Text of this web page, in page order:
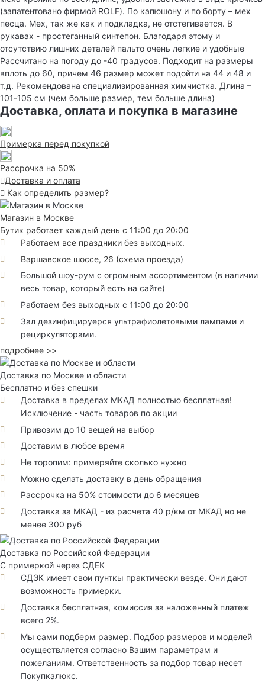
(запатентовано фирмой ROLF). По капюшону и по борту – мех
песца. Мех, так же как и подкладка, не отстегивается. В
рукавах - простеганный синтепон. Благодаря этому и
отсутствию лишних деталей пальто очень легкие и удобные
Рассчитано на погоду до -40 градусов. Подходит на размеры
вплоть до 60, причем 46 размер может подойти на 44 и 48 и
т.д. Рекомендована специализированная химчистка. Длина –
101-105 см (чем больше размер, тем больше длина)
Доставка, оплата и покупка в магазине
Примерка перед покупкой
Рассрочка на 50%
Доставка и оплата
Как определить размер?
Магазин в Москве
Бутик работает каждый день с 11:00 до 20:00
Работаем все праздники без выходных.
Варшавское шоссе, 26 (схема проезда)
Большой шоу-рум с огромным ассортиментом (в наличии
весь товар, который есть на сайте)
Работаем без выходных с 11:00 до 20:00
Зал дезинфицируерся ультрафиолетовыми лампами и
рециркуляторами.
подробнее >>
Доставка по Москве и области
Бесплатно и без спешки
Доставка в пределах МКАД полностью бесплатная!
Исключение - часть товаров по акции
Привозим до 10 вещей на выбор
Доставим в любое время
Не торопим: примеряйте сколько нужно
Можно сделать доставку в день обращения
Рассрочка на 50% стоимости до 6 месяцев
Доставка за МКАД - из расчета 40 р/км от МКАД но не
менее 300 руб
Доставка по Российской Федерации
С примеркой через СДЕК
СДЭК имеет свои пунткы практически везде. Они дают
возможность примерки.
Доставка бесплатная, комиссия за наложенный платеж
всего 2%.
Мы сами подберм размер. Подбор размеров и моделей
осуществляется согласно Вашим параметрам и
пожеланиям. Ответственность за подбор товар несет
Покупкалюкс.